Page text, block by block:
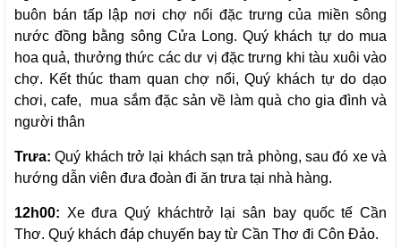
buôn bán tấp lập nơi chợ nổi đặc trưng của miền sông
nước đồng bằng sông Cửa Long. Quý khách tự do mua
hoa quả, thưởng thức các dư vị đặc trưng khi tàu xuôi vào
chợ. Kết thúc tham quan chợ nổi, Quý khách tự do dạo
chơi, cafe, mua sắm đặc sản về làm quà cho gia đình và
người thân
Trưa: Quý khách trở lại khách sạn trả phòng, sau đó xe và
hướng dẫn viên đưa đoàn đi ăn trưa tại nhà hàng.
12h00: Xe đưa Quý kháchtrở lại sân bay quốc tế Cần
Thơ. Quý khách đáp chuyến bay từ Cần Thơ đi Côn Đảo.